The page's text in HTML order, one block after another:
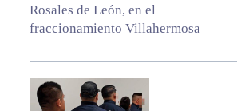
Rosales de León, en el
fraccionamiento Villahermosa